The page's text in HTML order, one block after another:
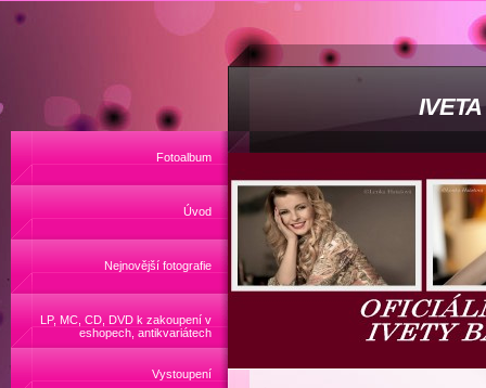
Fotoalbum
Úvod
Nejnovější fotografie
LP, MC, CD, DVD k zakoupení v
eshopech, antikvariátech
Vystoupení